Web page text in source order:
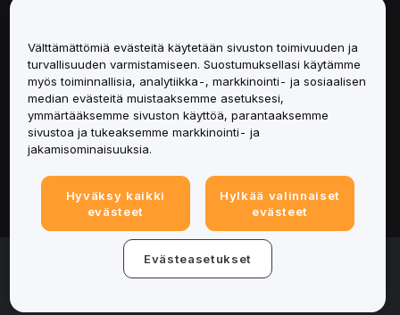
Palvelut
Tuki
Tuotteet
Lakiasiat
© 2025-2026 Bybit.eu. All rights reserved.
Välttämättömiä evästeitä käytetään sivuston toimivuuden ja
turvallisuuden varmistamiseen. Suostumuksellasi käytämme
myös toiminnallisia, analytiikka-, markkinointi- ja sosiaalisen
median evästeitä muistaaksemme asetuksesi,
ymmärtääksemme sivuston käyttöä, parantaaksemme
sivustoa ja tukeaksemme markkinointi- ja
jakamisominaisuuksia.
Hyväksy kaikki
evästeet
Hylkää valinnaiset
evästeet
Evästeasetukset